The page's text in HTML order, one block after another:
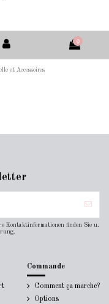
0
et Accessoires
Kontaktinformationen finden Sie u.
Commande
Comment ça marche?
Options